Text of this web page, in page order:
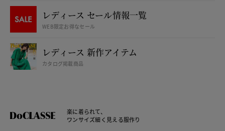
レディース セール情報一覧
WEB限定お得なセール
レディース 新作アイテム
カタログ掲載商品
楽に着られて、
ワンサイズ細く見える服作り